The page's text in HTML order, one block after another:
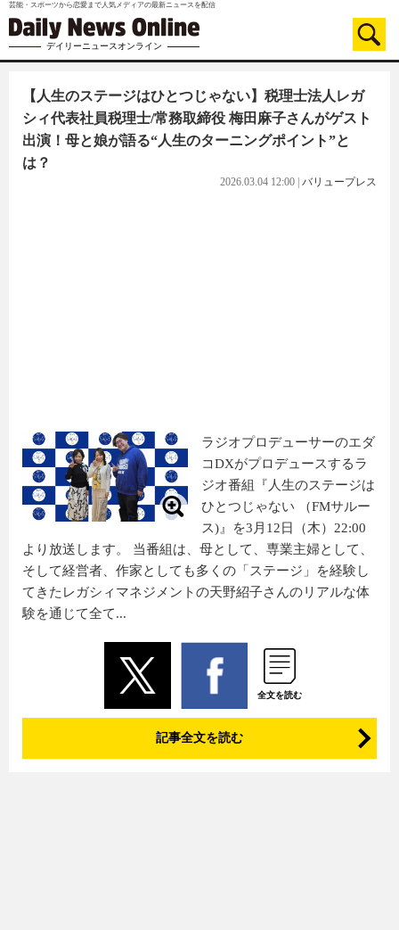
芸能・スポーツから恋愛まで人気メディアの最新ニュースを配信
デイリーニュースオンライン
【人生のステージはひとつじゃない】税理士法人レガ
シィ代表社員税理士/常務取締役 梅田麻子さんがゲスト
出演！母と娘が語る“人生のターニングポイント”と
は？
2026.03.04 12:00 バリュープレス
ラジオプロデューサーのエダ
コDXがプロデュースするラ
ジオ番組『人生のステージは
ひとつじゃない （FMサルー
ス)』を3月12日（木）22:00
より放送します。 当番組は、母として、専業主婦として、
そして経営者、作家としても多くの「ステージ」を経験し
てきたレガシィマネジメントの天野紹子さんのリアルな体
験を通じて全て...
全文を読む
記事全文を読む